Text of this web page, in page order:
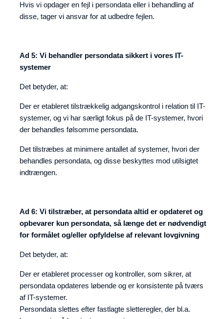
Hvis vi opdager en fejl i persondata eller i behandling af
disse, tager vi ansvar for at udbedre fejlen.
Ad 5: Vi behandler persondata sikkert i vores IT-
systemer
Det betyder, at:
Der er etableret tilstrækkelig adgangskontrol i relation til IT-
systemer, og vi har særligt fokus på de IT-systemer, hvori
der behandles følsomme persondata.
Det tilstræbes at minimere antallet af systemer, hvori der
behandles persondata, og disse beskyttes mod utilsigtet
indtrængen.
Ad 6: Vi tilstræber, at persondata altid er opdateret og
opbevarer kun persondata, så længe det er nødvendigt
for formålet og/eller opfyldelse af relevant lovgivning
Det betyder, at:
Der er etableret processer og kontroller, som sikrer, at
persondata opdateres løbende og er konsistente på tværs
af IT-systemer.
Persondata slettes efter fastlagte sletteregler, der bl.a.